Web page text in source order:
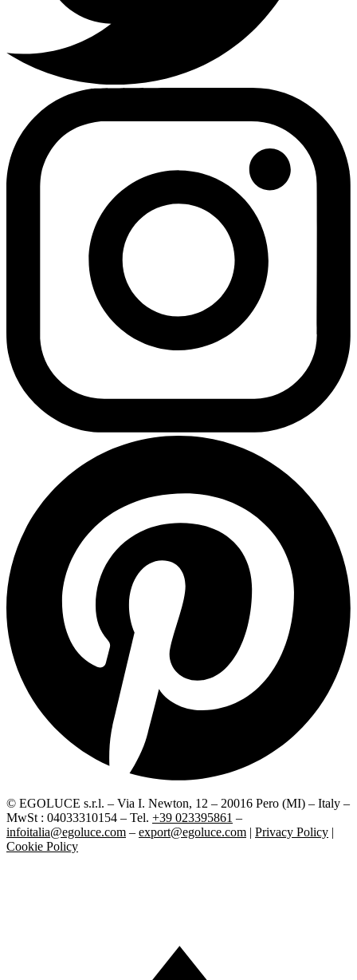
© EGOLUCE s.r.l. – Via I. Newton, 12 – 20016 Pero (MI) – Italy –
MwSt : 04033310154 – Tel. +39 023395861 –
infoitalia@egoluce.com – export@egoluce.com | Privacy Policy |
Cookie Policy